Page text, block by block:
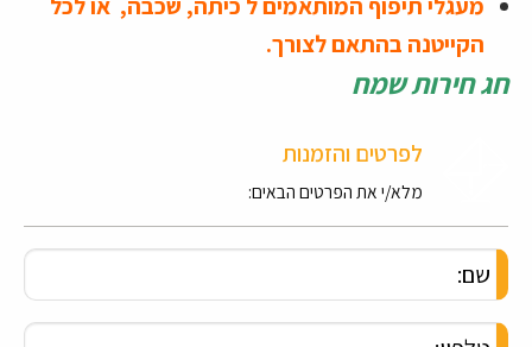
הקייטנה בהתאם לצורך.
חג חירות שמח
לפרטים והזמנות
מלא/י את הפרטים הבאים: